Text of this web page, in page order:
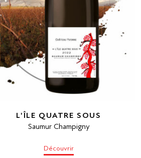
L'ÎLE QUATRE SOUS
Saumur Champigny
Découvrir